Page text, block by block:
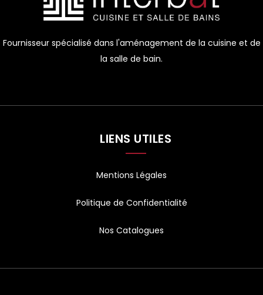
Fournisseur spécialisé dans l'aménagement de la cuisine et de
la salle de bain.
LIENS UTILES
Mentions Légales
Politique de Confidentialité
Nos Catalogues